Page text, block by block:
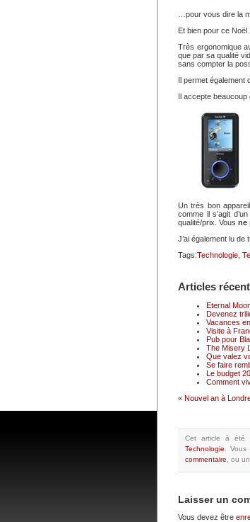
…pour vous dire la
Et bien pour ce Noël
Très ergonomique
que par sa qualité
sans compter la
Il permet également
Il accepte beaucoup
Un très bon
comme il s’agit
qualité/prix. Vous ne
J’ai également lu
Tags:Technologie
Articles
Eternal
Devenez
Vacances
Visite à
Pub pour
The Misery
Que valez
Se faire
Le budget
Comment
« Nouvel an à
Cet article à été
Technologie .Vous
commentaire , ou un
Laisser un
Vous devez être